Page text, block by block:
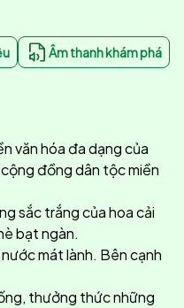
Âm thanh khám phá
văn hóa đa dạng của
đồng dân tộc miền
sắc trắng của hoa cải
bạt ngàn.
mát lành. Bên cạnh
thưởng thức những